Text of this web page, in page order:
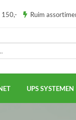
150,- Ruim
UPS SYSTEMEN